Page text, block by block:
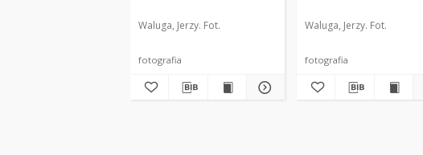
Waluga, Jerzy. Fot.
fotografia
Waluga, Jerzy. Fot.
fotografia